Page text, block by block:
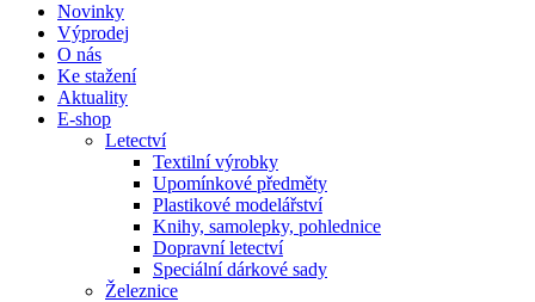
Novinky
Výprodej
O nás
Ke stažení
Aktuality
E-shop
Letectví
Textilní výrobky
Upomínkové předměty
Plastikové modelářství
Knihy, samolepky, pohlednice
Dopravní letectví
Speciální dárkové sady
Železnice